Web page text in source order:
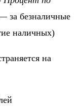
за безналичные
наличных)
на